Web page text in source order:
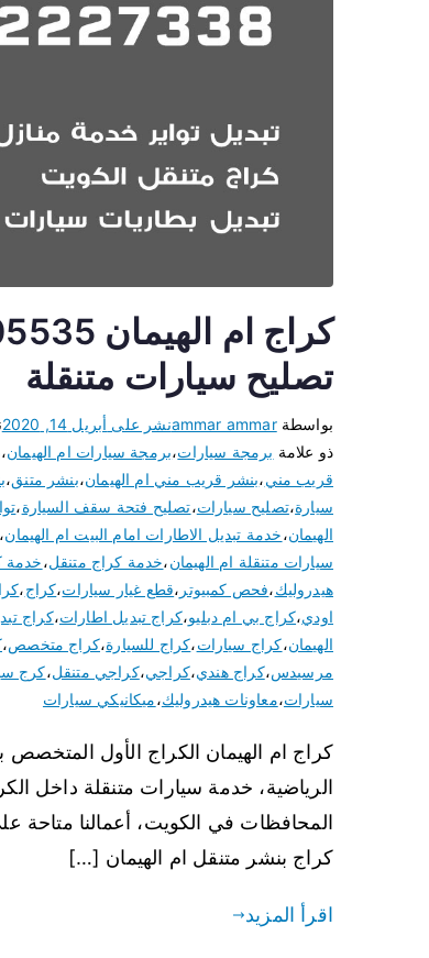
تصليح سيارات متنقلة
بواسطةammar ammarنشر على أبريل 14, 2020
ذو علامة برمجة سيارات،برمجة سيارات ام الهيمان،
قريب مني،بنشر قريب مني ام الهيمان،بنشر متنق،
سيارة،تصليح سيارات،تصليح فتحة سقف السيارة،
الهيمان،خدمة تبديل الاطارات امام البيت ام الهيمان،
سيارات متنقلة ام الهيمان،خدمة كراج متنقل،خدمة
هيدروليك،فحص كمبيوتر ،قطع غيار سيارات،كراج،
اودي،كراج بي ام دبليو،كراج تبديل اطارات،كراج
الهيمان،كراج سيارات،كراج للسيارة،كراج متخصص،
مرسيدس،كراج هندي،كراجي،كراجي متنقل،كرج
سيارات،معاونات هيدروليك،ميكانيكي سيارات
كراج ام الهيمان الكراج الأول المتخصص
الرياضية، خدمة سيارات متنقلة داخل
كراج بنشر متنقل ام الهيمان […]
اقرأ المزيد